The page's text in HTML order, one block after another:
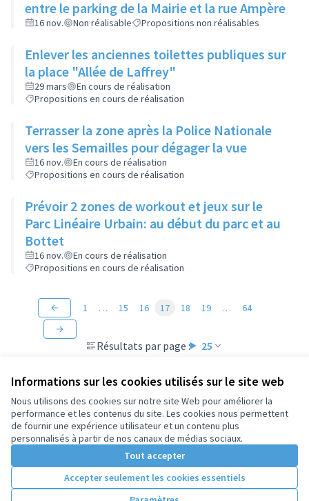
Informations sur les cookies utilisés sur le site web
Nous utilisons des cookies sur notre site Web pour améliorer la
performance et les contenus du site. Les cookies nous permettent
de fournir une expérience utilisateur et un contenu plus
personnalisés à partir de nos canaux de médias sociaux.
Tout accepter
Accepter seulement les cookies essentiels
entre le parking de la Mairie et la rue Ampère
16 nov. Non réalisable Propositions non réalisables
Enlever les anciennes toilettes publiques sur
la place "Allée de Laffrey"
29 mars
En cours de réalisation
Propositions en cours de réalisation
Terrasser la zone après la Police Nationale
vers les Semailles pour dégager la vue
16 nov.
En cours de réalisation
Propositions en cours de réalisation
Prévoir 2 zones de workout et jeux sur le
Parc Linéaire Urbain: au début du parc et au
Bottet
16 nov.
En cours de réalisation
Propositions en cours de réalisation
Résultats par page : 25
1 … 15 16 17 18 19 … 64
Conditions d'utilisation
Paramètres des cookies
(Lien externe)Open Source Politics grâce au
Licence
(Lien